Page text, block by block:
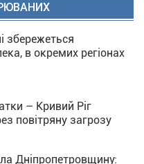
збережеться
в окремих регіонах
– Кривий Ріг
повітряну загрозу
Дніпропетровщину: